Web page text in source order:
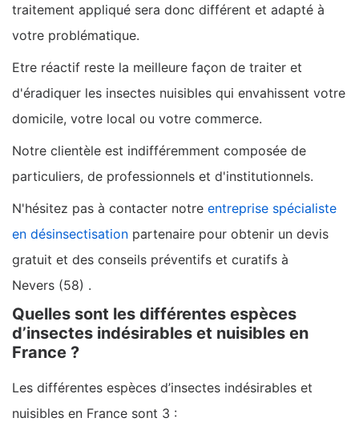
traitement appliqué sera donc différent et adapté à
votre problématique.
Etre réactif reste la meilleure façon de traiter et
d'éradiquer les insectes nuisibles qui envahissent votre
domicile, votre local ou votre commerce.
Notre clientèle est indifféremment composée de
particuliers, de professionnels et d'institutionnels.
N'hésitez pas à contacter notre entreprise spécialiste
en désinsectisation partenaire pour obtenir un devis
gratuit et des conseils préventifs et curatifs à
Nevers (58) .
Quelles sont les différentes espèces
d’insectes indésirables et nuisibles en
France ?
Les différentes espèces d’insectes indésirables et
nuisibles en France sont 3 :